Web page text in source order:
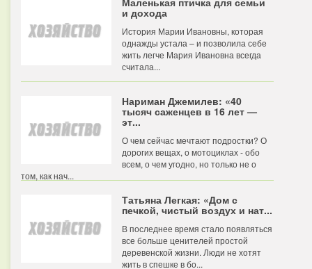
и дохода
История Марии Ивановны, которая
однажды устала – и позволила себе
жить легче Мария Ивановна всегда
считала...
Нариман Джемилев: «40
тысяч саженцев в 16 лет —
эт...
О чем сейчас мечтают подростки? О
дорогих вещах, о мотоциклах - обо
всем, о чем угодно, но только не о
том, как нач...
Татьяна Легкая: «Дом с
печкой, чистый воздух и нат...
В последнее время стало появляться
все больше ценителей простой
деревенской жизни. Люди не хотят
жить в спешке в бо...